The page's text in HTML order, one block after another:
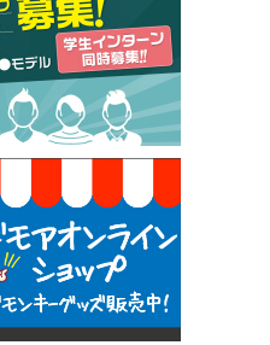
つ毛カール 3,850円→ 2,7
ミエール））
（餃子酒場たっちゃん 西